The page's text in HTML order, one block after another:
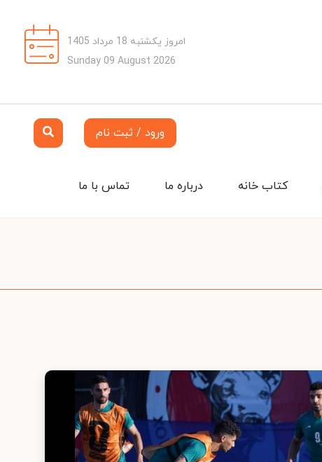
امروز یکشنبه 18 مرداد 1405
Sunday 09 August 2026
ورود / ثبت نام
تماس با ما درباره ما کتاب خانه